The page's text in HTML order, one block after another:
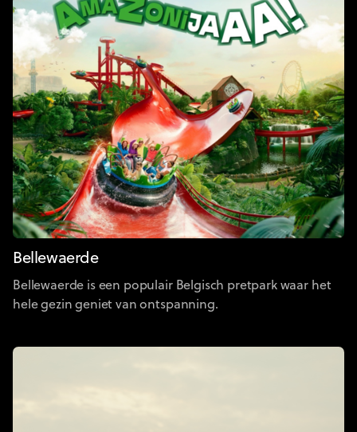
Bellewaerde
Bellewaerde is een populair Belgisch pretpark waar het
hele gezin geniet van ontspanning.